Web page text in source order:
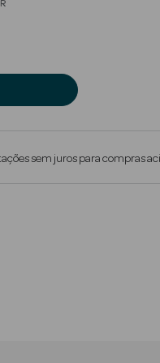
sem juros para compras